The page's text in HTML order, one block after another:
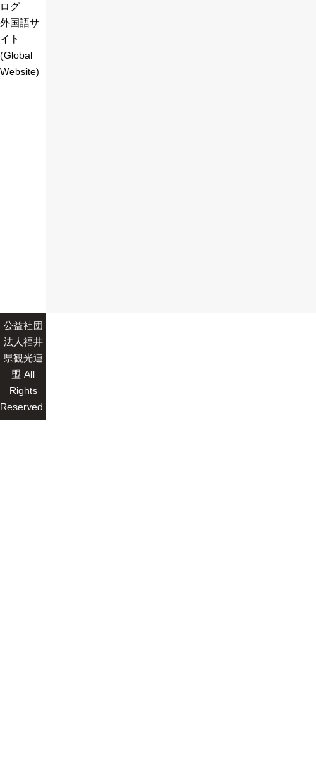
ログ
外国語サ
イト
(Global
Website)
公益社団
法人福井
県観光連
盟 All
Rights
Reserved.